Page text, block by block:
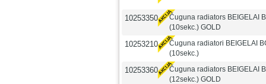
10253350
Čuguna radiators BEIGELAI
(10sekc.) GOLD
10253210
Čuguna radiatori BEIGELAI
(10sekc.)
10253360
Čuguna radiators BEIGELAI
(12sekc.) GOLD